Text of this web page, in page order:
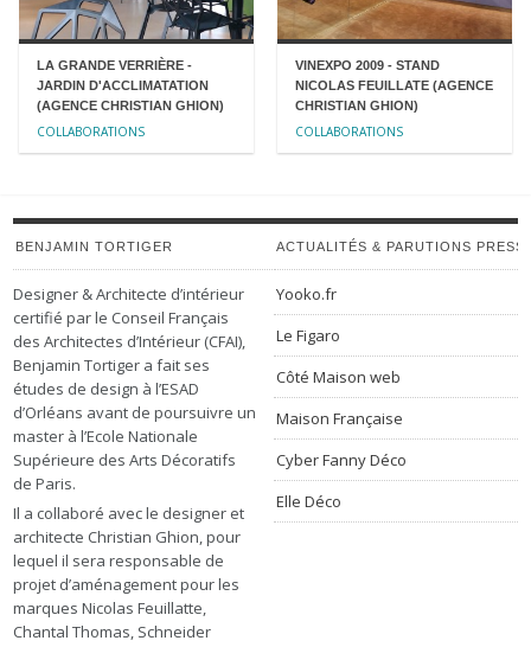
LA GRANDE VERRIÈRE -
JARDIN D'ACCLIMATATION
(AGENCE CHRISTIAN GHION)
COLLABORATIONS
VINEXPO 2009 - STAND
NICOLAS FEUILLATE (AGENCE
CHRISTIAN GHION)
COLLABORATIONS
BENJAMIN TORTIGER
Designer & Architecte d’intérieur
certifié par le Conseil Français
des Architectes d’Intérieur (CFAI),
Benjamin Tortiger a fait ses
études de design à l’ESAD
d’Orléans avant de poursuivre un
master à l’Ecole Nationale
Supérieure des Arts Décoratifs
de Paris.
Il a collaboré avec le designer et
architecte Christian Ghion, pour
lequel il sera responsable de
projet d’aménagement pour les
marques Nicolas Feuillatte,
Chantal Thomas, Schneider
ACTUALITÉS & PARUTIONS
Yooko.fr
Le Figaro
Côté Maison web
Maison Française
Cyber Fanny Déco
Elle Déco